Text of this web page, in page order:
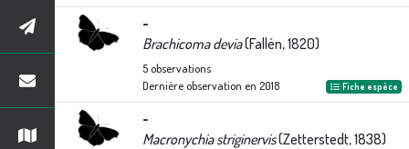
-
Brachicoma devia(Fallén, 1820)
5observations
Dernière observation en 2018 Fiche espèce
-
Macronychia striginervis(Zetterstedt, 1838)